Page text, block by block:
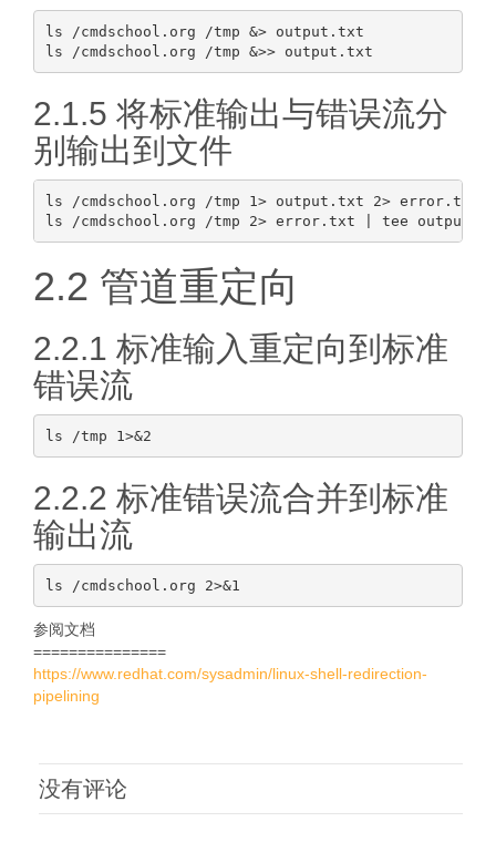
ls /cmdschool.org /tmp &> output.txt
2.1.5 将标准输出与错误流分
别输出到文件
ls /cmdschool.org /tmp 1> output.txt 2> error.txt
2.2 管道重定向
2.2.1 标准输入重定向到标准
错误流
2.2.2 标准错误流合并到标准
输出流
参阅文档
===============
https://www.redhat.com/sysadmin/linux-shell-redirection-
pipelining
没有评论